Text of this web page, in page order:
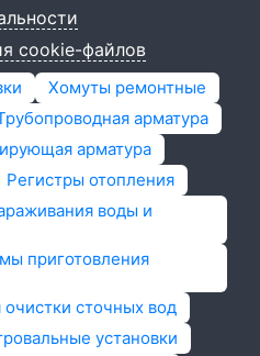
cookie-файлов
Хомуты ремонтные
арматура
арматура
Регистры отопления
воды и
приготовления
сточных вод
установки